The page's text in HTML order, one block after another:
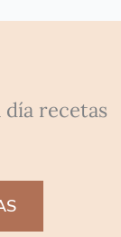
día recetas